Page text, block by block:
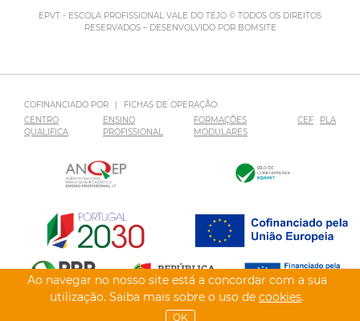
EPVT - ESCOLA PROFISSIONAL VALE DO TEJO © TODOS OS DIREITOS
RESERVADOS – DESENVOLVIDO POR BOMSITE
COFINANCIADO POR |
FICHAS DE OPERAÇÃO:
CENTRO
QUALIFICA
ENSINO
PROFISSIONAL
FORMAÇÕES
MODULARES
CEF PLA
Ao navegar no nosso site está a concordar com a sua
utilização. Saiba mais sobre o uso de cookies.
OK